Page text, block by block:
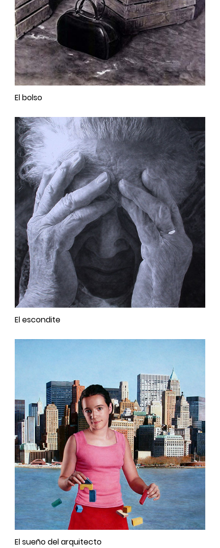
El bolso
El escondite
El sueño del arquitecto